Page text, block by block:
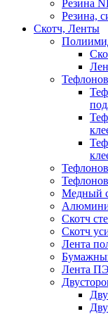
Резина
Резина,
Скотч, Ленты
Медный
Скотч
Скотч
Лента
Лента ПЭ